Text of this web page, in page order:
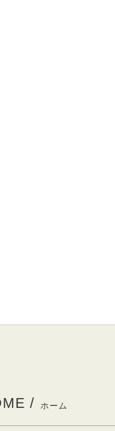
/ ホーム